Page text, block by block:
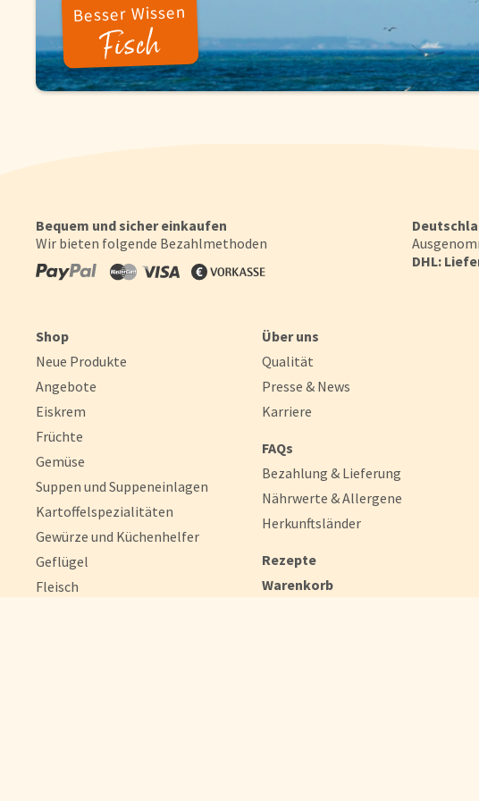
das Gewicht nach Abschmelzen der Wasserschutzglasur. Herr Eden
kaltem Wasser abspülen, mit einem trockenen Tuch leicht abtupfen
Fisch aus unserem Hause haben Sie die Gewissheit, ein durch und
gutem Gewissen.
Für eine Welt im Gleichgewicht
achtsame Umgang mit den Ressourcen unserer Natur liegt uns am
Besser Wissen
Fisch
Bequem und sicher einkaufen
Wir bieten folgende Bezahlmethoden
DHL:
Shop
Neue Produkte
Angebote
Eiskrem
Früchte
Gemüse
Suppen und Suppeneinlagen
Kartoffelspezialitäten
Gewürze und Küchenhelfer
Geflügel
Fleisch
Über uns
Qualität
Presse & News
Karriere
FAQs
Bezahlung & Lieferung
Nährwerte & Allergene
Herkunftsländer
Rezepte
Warenkorb